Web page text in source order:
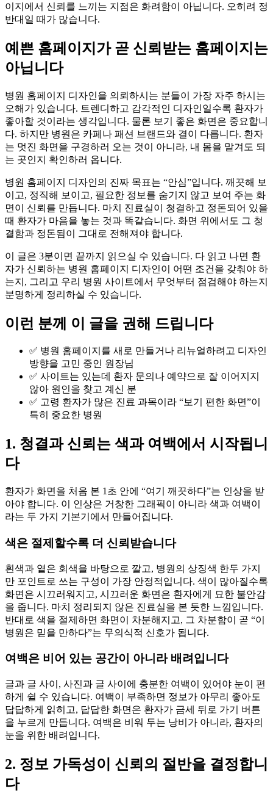
이지에서 신뢰를 느끼는 지점은 화려함이 아닙니다. 오히려 정
반대일 때가 많습니다.
예쁜 홈페이지가 곧 신뢰받는 홈페이지는
아닙니다
병원 홈페이지 디자인을 의뢰하시는 분들이 가장 자주 하시는
오해가 있습니다. 트렌디하고 감각적인 디자인일수록 환자가
좋아할 것이라는 생각입니다. 물론 보기 좋은 화면은 중요합니
다. 하지만 병원은 카페나 패션 브랜드와 결이 다릅니다. 환자
는 멋진 화면을 구경하러 오는 것이 아니라, 내 몸을 맡겨도 되
는 곳인지 확인하러 옵니다.
병원 홈페이지 디자인의 진짜 목표는 “안심”입니다. 깨끗해 보
이고, 정직해 보이고, 필요한 정보를 숨기지 않고 보여 주는 화
면이 신뢰를 만듭니다. 마치 진료실이 청결하고 정돈되어 있을
때 환자가 마음을 놓는 것과 똑같습니다. 화면 위에서도 그 청
결함과 정돈됨이 그대로 전해져야 합니다.
이 글은 3분이면 끝까지 읽으실 수 있습니다. 다 읽고 나면 환
자가 신뢰하는 병원 홈페이지 디자인이 어떤 조건을 갖춰야 하
는지, 그리고 우리 병원 사이트에서 무엇부터 점검해야 하는지
분명하게 정리하실 수 있습니다.
이런 분께 이 글을 권해 드립니다
✅ 병원 홈페이지를 새로 만들거나 리뉴얼하려고 디자인
방향을 고민 중인 원장님
✅ 사이트는 있는데 환자 문의나 예약으로 잘 이어지지
않아 원인을 찾고 계신 분
✅ 고령 환자가 많은 진료 과목이라 “보기 편한 화면”이
특히 중요한 병원
1. 청결과 신뢰는 색과 여백에서 시작됩니
다
환자가 화면을 처음 본 1초 안에 “여기 깨끗하다”는 인상을 받
아야 합니다. 이 인상은 거창한 그래픽이 아니라 색과 여백이
라는 두 가지 기본기에서 만들어집니다.
색은 절제할수록 더 신뢰받습니다
흰색과 옅은 회색을 바탕으로 깔고, 병원의 상징색 한두 가지
만 포인트로 쓰는 구성이 가장 안정적입니다. 색이 많아질수록
화면은 시끄러워지고, 시끄러운 화면은 환자에게 묘한 불안감
을 줍니다. 마치 정리되지 않은 진료실을 본 듯한 느낌입니다.
반대로 색을 절제하면 화면이 차분해지고, 그 차분함이 곧 “이
병원은 믿을 만하다”는 무의식적 신호가 됩니다.
여백은 비어 있는 공간이 아니라 배려입니다
글과 글 사이, 사진과 글 사이에 충분한 여백이 있어야 눈이 편
하게 쉴 수 있습니다. 여백이 부족하면 정보가 아무리 좋아도
답답하게 읽히고, 답답한 화면은 환자가 금세 뒤로 가기 버튼
을 누르게 만듭니다. 여백은 비워 두는 낭비가 아니라, 환자의
눈을 위한 배려입니다.
2. 정보 가독성이 신뢰의 절반을 결정합니
다